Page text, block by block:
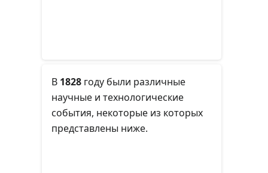
В 1828 году были различные
научные и технологические
события, некоторые из которых
представлены ниже.